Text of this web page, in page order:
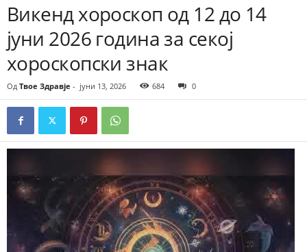
Викенд хороскоп од 12 до 14
јуни 2026 година за секој
хороскопски знак
Од Твое Здравје - јуни 13, 2026 684 0